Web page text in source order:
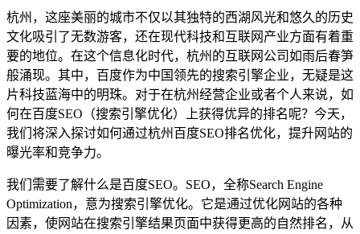
杭州，这座美丽的城市不仅以其独特的西湖风光和悠久的历史
文化吸引了无数游客，还在现代科技和互联网产业方面有着重
要的地位。在这个信息化时代，杭州的互联网公司如雨后春笋
般涌现。其中，百度作为中国领先的搜索引擎企业，无疑是这
片科技蓝海中的明珠。对于在杭州经营企业或者个人来说，如
何在百度SEO（搜索引擎优化）上获得优异的排名呢？今天，
我们将深入探讨如何通过杭州百度SEO排名优化，提升网站的
曝光率和竞争力。
我们需要了解什么是百度SEO。SEO，全称Search Engine
Optimization，意为搜索引擎优化。它是通过优化网站的各种
因素，使网站在搜索引擎结果页面中获得更高的自然排名，从